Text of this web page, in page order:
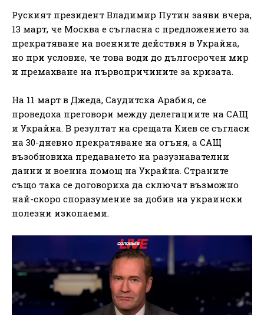
Руският президент Владимир Путин заяви вчера,
13 март, че Москва е съгласна с предложението за
прекратяване на военните действия в Украйна,
но при условие, че това води до дългосрочен мир
и премахване на първопричините за кризата.
На 11 март в Джеда, Саудитска Арабия, се
проведоха преговори между делегациите на САЩ
и Украйна. В резултат на срещата Киев се съгласи
на 30-дневно прекратяване на огъня, а САЩ
възобновиха предаването на разузнавателни
данни и военна помощ на Украйна. Страните
също така се договориха да сключат възможно
най-скоро споразумение за добив на украински
полезни изкопаеми.